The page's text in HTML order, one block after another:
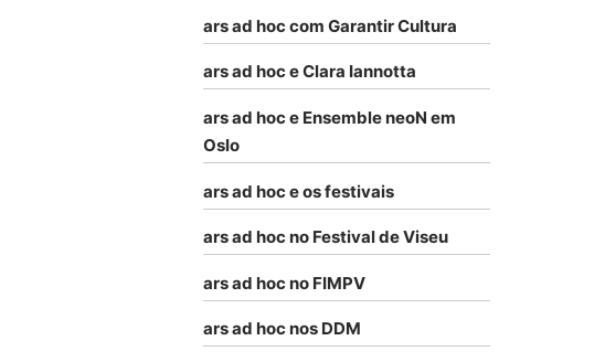
ars ad hoc com Garantir Cultura
ars ad hoc e Clara Iannotta
ars ad hoc e Ensemble neoN em
Oslo
ars ad hoc e os festivais
ars ad hoc no Festival de Viseu
ars ad hoc no FIMPV
ars ad hoc nos DDM